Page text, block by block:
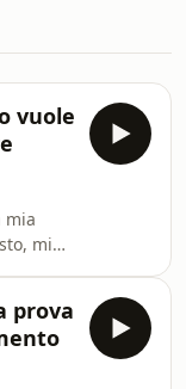
vuole
mia
mi
di
prova